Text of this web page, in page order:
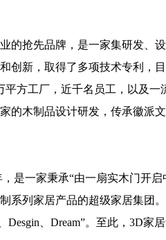
抢先品牌，是一家集研发、
创新，取得了多项技术专利，
平方工厂，近千名员工，以及
的木制品设计研发，传承徽派
一家秉承“由一扇实木门开启
系列家居产品的超级家居集团
Desgin、Dream”。至此，3D